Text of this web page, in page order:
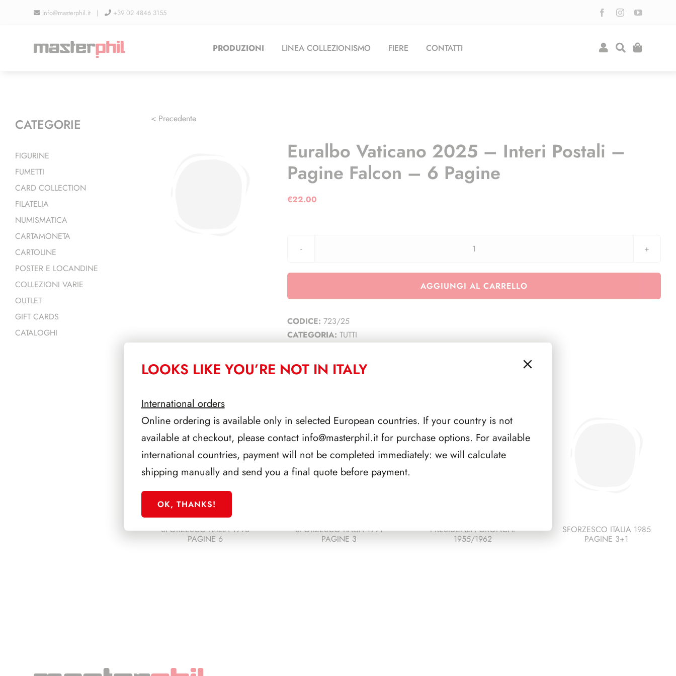
info@masterphil.it | +39 02 4846 3155
PRODUZIONI LINEA COLLEZIONISMO FIERE CONTATTI
< Precedente
Euralbo Vaticano 2025 – Interi Postali –
Pagine Falcon – 6 Pagine
€22.00
Euralbo
2025
quantità
AGGIUNGI AL CARRELLO
CODICE: 723/25
CATEGORIA: TUTTI
SFORZESCO ITALIA 1993
PAGINE 6
SFORZESCO ITALIA 1991
PAGINE 3
PRESIDENZA GRONCHI
1955/1962
SFORZESCO ITALIA 1985
PAGINE 3+1
CATEGORIE
FIGURINE
FUMETTI
CARD COLLECTION
FILATELIA
NUMISMATICA
CARTAMONETA
CARTOLINE
POSTER E LOCANDINE
COLLEZIONI VARIE
OUTLET
GIFT CARDS
CATALOGHI
LOOKS LIKE YOU’RE NOT IN ITALY
International orders
Online ordering is available only in selected European countries. If your country is not
available at checkout, please contact info@masterphil.itfor purchase options. For available
international countries, payment will not be completed immediately: we will calculate
shipping manually and send you a final quote before payment.
OK, THANKS!